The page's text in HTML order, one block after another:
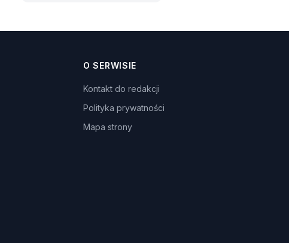
O SERWISIE
Kontakt do redakcji
Polityka prywatności
Mapa strony